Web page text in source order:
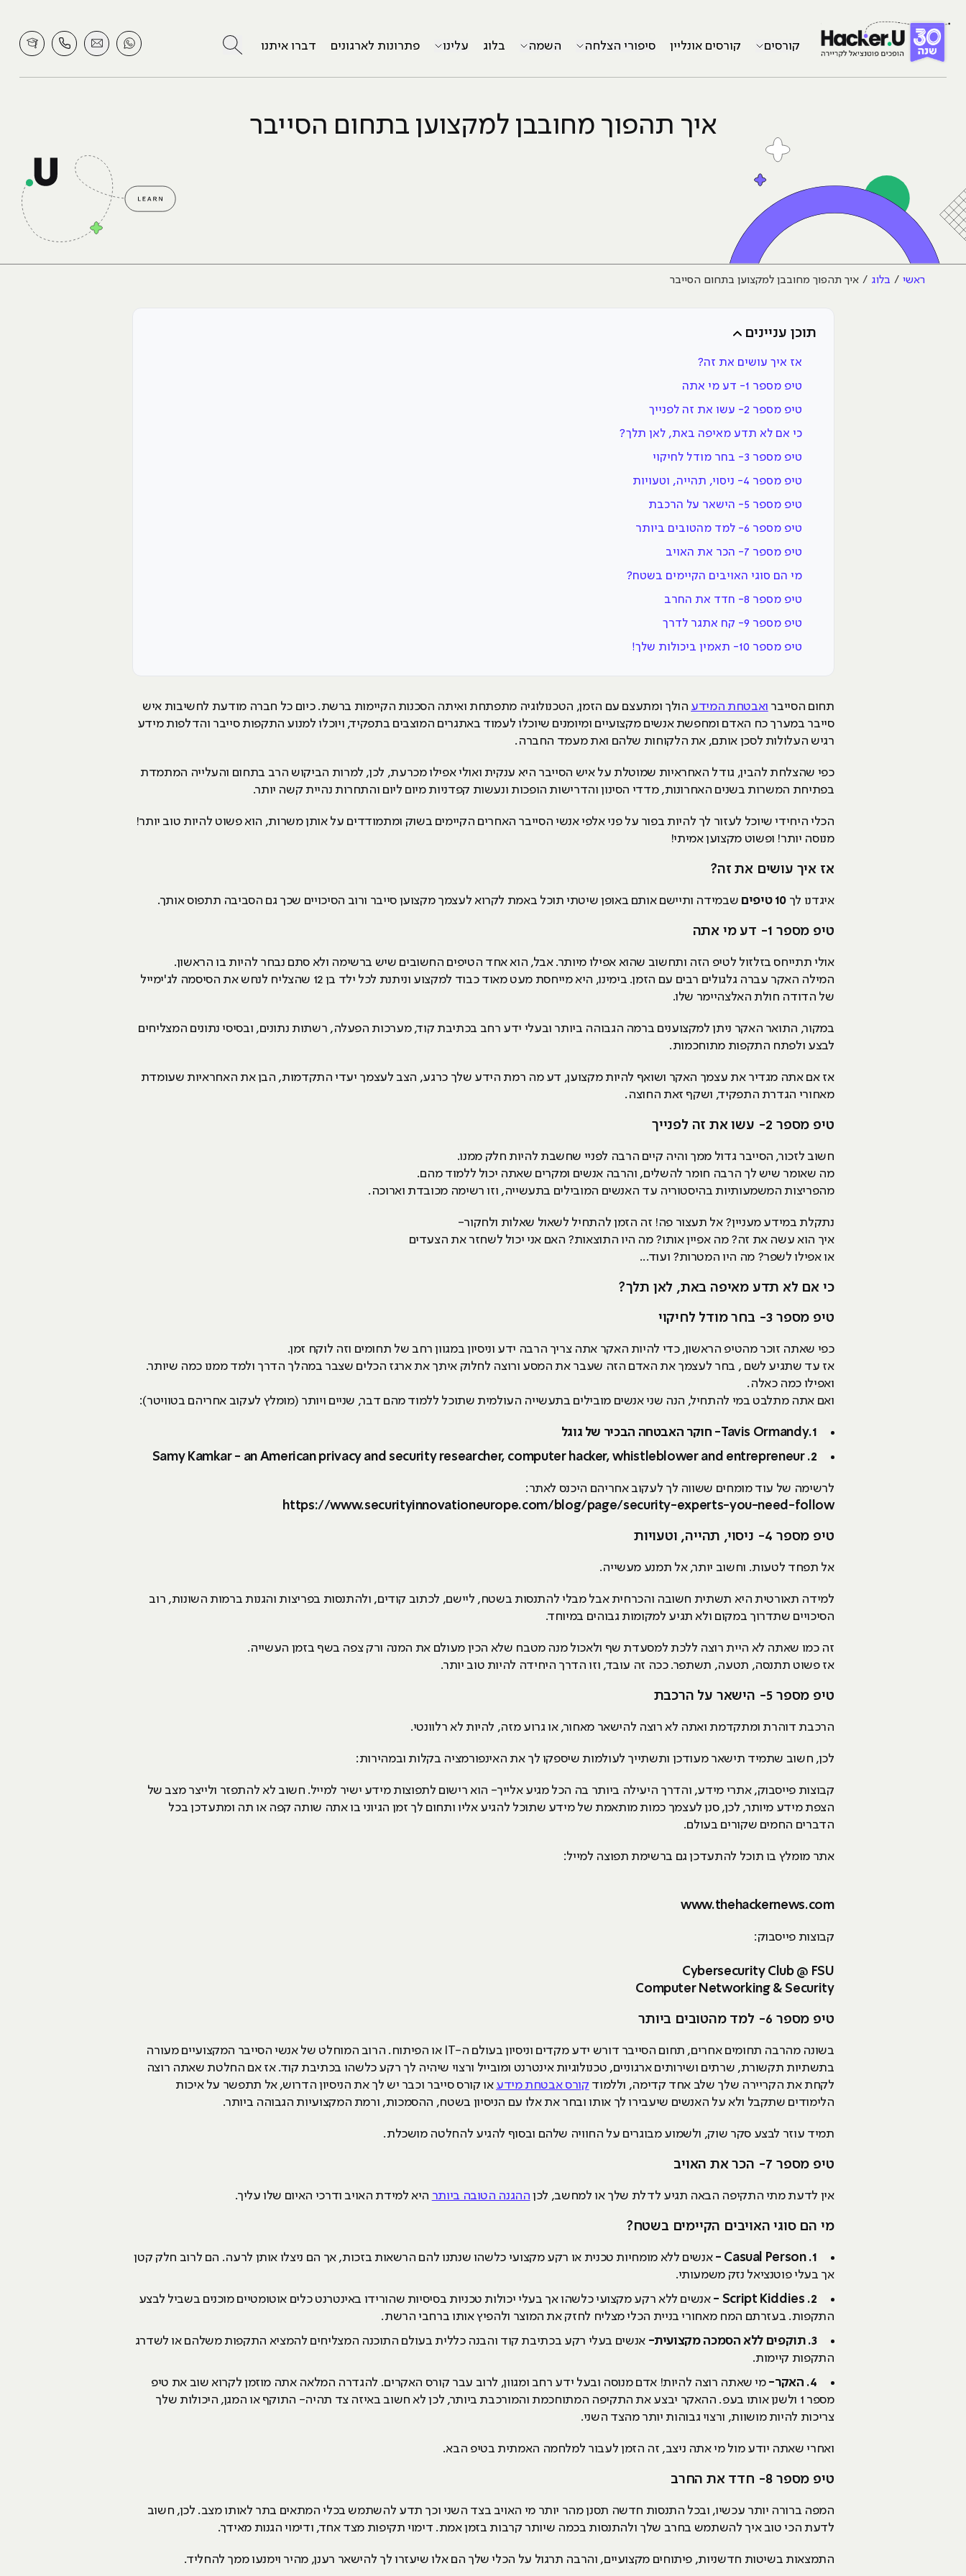
קורסים קורסים אונליין סיפורי הצלחה השמה בלוג עלינו פתרונות לארגונים דברו איתנו לחץ לחיפוש
איך תהפוך מחובבן למקצוען בתחום הסייבר
ראשי בלוג איך תהפוך מחובבן למקצוען בתחום הסייבר
תוכן עניינים
אז איך עושים את זה?
טיפ מספר 1- דע מי אתה
טיפ מספר 2- עשו את זה לפנייך
כי אם לא תדע מאיפה באת, לאן תלך?
טיפ מספר 3- בחר מודל לחיקוי
טיפ מספר 4- ניסוי, תהייה, וטעויות
טיפ מספר 5- הישאר על הרכבת
טיפ מספר 6- למד מהטובים ביותר
טיפ מספר 7- הכר את האויב
מי הם סוגי האויבים הקיימים בשטח?
טיפ מספר 8- חדד את החרב
טיפ מספר 9- קח אתגר לדרך
טיפ מספר 10- תאמין ביכולות שלך!
תחום הסייבר ואבטחת המידע הולך ומתעצם עם הזמן, הטכנולוגיה מתפתחת ואיתה הסכנות הקיימות ברשת. כיום כל חברה מודעת לחשיבות איש
סייבר במערך כח האדם ומחפשת אנשים מקצועיים ומיומנים שיוכלו לעמוד באתגרים המוצבים בתפקיד, ויוכלו למנוע התקפות סייבר והדלפות מידע
רגיש העלולות לסכן אותם, את הלקוחות שלהם ואת מעמד החברה.
כפי שהצלחת להבין, גודל האחראיות שמוטלת על איש הסייבר היא ענקית ואולי אפילו מכרעת, לכן, למרות הביקוש הרב בתחום והעלייה המתמדת
בפתיחת המשרות בשנים האחרונות, מדדי הסינון והדרישות הופכות ונעשות קפדניות מיום ליום והתחרות נהיית קשה יותר.
הכלי היחידי שיוכל לעזור לך להיות בפור על פני אלפי אנשי הסייבר האחרים הקיימים בשוק ומתמודדים על אותן משרות, הוא פשוט להיות טוב יותר!
מנוסה יותר! ופשוט מקצוען אמיתי!
אז איך עושים את זה?
איגדנו לך 10 טיפים שבמידה ותיישם אותם באופן שיטתי תוכל באמת לקרוא לעצמך מקצוען סייבר ורוב הסיכויים שכך גם הסביבה תתפוס אותך.
טיפ מספר 1- דע מי אתה
אולי תתייחס בזלזול לטיפ הזה ותחשוב שהוא אפילו מיותר. אבל, הוא אחד הטיפים החשובים שיש ברשימה ולא סתם נבחר להיות בו הראשון.
המילה האקר עברה גלגולים רבים עם הזמן. בימינו, היא מייחסת מעט מאוד כבוד למקצוע וניתנת לכל ילד בן 12 שהצליח לנחש את הסיסמה לג'ימייל
של הדודה חולת האלצהיימר שלו.
במקור, התואר האקר ניתן למקצוענים ברמה הגבוהה ביותר ובעלי ידע רחב בכתיבת קוד, מערכות הפעלה, רשתות נתונים, ובסיסי נתונים המצליחים
לבצע ולפתח התקפות מתוחכמות.
אז אם אתה מגדיר את עצמך האקר ושואף להיות מקצוען, דע מה רמת הידע שלך כרגע, הצב לעצמך יעדי התקדמות, הבן את האחראיות שעומדת
מאחורי הגדרת התפקיד, ושקף זאת החוצה.
טיפ מספר 2- עשו את זה לפנייך
חשוב לזכור, הסייבר גדול ממך והיה קיים הרבה לפניי שחשבת להיות חלק ממנו.
מה שאומר שיש לך הרבה חומר להשלים, והרבה אנשים ומקרים שאתה יכול ללמוד מהם.
מהפריצות המשמעותיות בהיסטוריה עד האנשים המובילים בתעשייה, וזו רשימה מכובדת וארוכה.
נתקלת במידע מעניין? אל תעצור פה! זה הזמן להתחיל לשאול שאלות ולחקור-
איך הוא עשה את זה? מה אפיין אותו? מה היו התוצאות? האם אני יכול לשחזר את הצעדים
או אפילו לשפר? מה היו המטרות? ועוד...
כי אם לא תדע מאיפה באת, לאן תלך?
טיפ מספר 3- בחר מודל לחיקוי
כפי שאתה זוכר מהטיפ הראשון, כדי להיות האקר אתה צריך הרבה ידע וניסיון במגוון רחב של תחומים וזה לוקח זמן.
אז עד שתגיע לשם , בחר לעצמך את האדם הזה שעבר את המסע ורוצה לחלוק איתך את ארגז הכלים שצבר במהלך הדרך ולמד ממנו כמה שיותר.
ואפילו כמה כאלה.
ואם אתה מתלבט במי להתחיל, הנה שני אנשים מובילים בתעשייה העולמית שתוכל ללמוד מהם דבר, שניים ויותר (מומלץ לעקוב אחריהם בטוויטר):
1.Tavis Ormandy- חוקר האבטחה הבכיר של גוגל
2. Samy Kamkar - an American privacy and security researcher, computer hacker, whistleblower and entrepreneur
לרשימה של עוד מומחים ששווה לך לעקוב אחריהם היכנס לאתר:
https://www.securityinnovationeurope.com/blog/page/security-experts-you-need-follow
טיפ מספר 4- ניסוי, תהייה, וטעויות
אל תפחד לטעות. וחשוב יותר, אל תמנע מעשייה.
למידה תאורטית היא תשתית חשובה והכרחית אבל מבלי להתנסות בשטח, ליישם, לכתוב קודים, ולהתנסות בפריצות והגנות ברמות השונות, רוב
הסיכויים שתדרוך במקום ולא תגיע למקומות גבוהים במיוחד.
זה כמו שאתה לא היית רוצה ללכת למסעדת שף ולאכול מנה מטבח שלא הכין מעולם את המנה ורק צפה בשף בזמן העשייה.
אז פשוט תתנסה, תטעה, תשתפר. ככה זה עובד, וזו הדרך היחידה להיות טוב יותר.
טיפ מספר 5- הישאר על הרכבת
הרכבת דוהרת ומתקדמת ואתה לא רוצה להישאר מאחור, או גרוע מזה, להיות לא רלוונטי.
לכן, חשוב שתמיד תישאר מעודכן ותשתייך לעולמות שיספקו לך את האינפורמציה בקלות ובמהירות:
קבוצות פייסבוק, אתרי מידע, והדרך היעילה ביותר בה הכל מגיע אלייך- הוא רישום לתפוצות מידע ישיר למייל. חשוב לא להתפזר ולייצר מצב של
הצפת מידע מיותר, לכן, סנן לעצמך כמות מותאמת של מידע שתוכל להגיע אליו ותחום לך זמן הגיוני בו אתה שותה קפה או תה ומתעדכן בכל
הדברים החמים שקורים בעולם.
אתר מומלץ בו תוכל להתעדכן גם ברשימת תפוצה למייל:
www.thehackernews.com
קבוצות פייסבוק:
Cybersecurity Club @ FSU
Computer Networking & Security
טיפ מספר 6- למד מהטובים ביותר
בשונה מהרבה תחומים אחרים, תחום הסייבר דורש ידע מקדים וניסיון בעולם ה-IT או הפיתוח. הרוב המוחלט של אנשי הסייבר המקצועיים מעורה
בתשתיות תקשורת, שרתים ושירותים ארגוניים, טכנולוגיות אינטרנט ומובייל ורצוי שיהיה לך רקע כלשהו בכתיבת קוד. אז אם החלטת שאתה רוצה
לקחת את הקריירה שלך שלב אחד קדימה, וללמוד קורס אבטחת מידע או קורס סייבר וכבר יש לך את הניסיון הדרוש, אל תתפשר על איכות
הלימודים שתקבל ולא על האנשים שיעבירו לך אותו ובחר את אלו עם הניסיון בשטח, ההסמכות, ורמת המקצועיות הגבוהה ביותר.
תמיד עוזר לבצע סקר שוק, ולשמוע מבוגרים על החוויה שלהם ובסוף להגיע להחלטה מושכלת.
טיפ מספר 7- הכר את האויב
אין לדעת מתי התקיפה הבאה תגיע לדלת שלך או למחשב, לכן ההגנה הטובה ביותר היא למידת האויב ודרכי האיום שלו עליך.
מי הם סוגי האויבים הקיימים בשטח?
1. Casual Person -
אנשים ללא מומחיות טכנית או רקע מקצועי כלשהו שנתנו להם הרשאות בזכות, אך הם ניצלו אותן לרעה. הם לרוב חלק קטן
אך בעלי פוטנציאל נזק משמעותי.
2. Script Kiddies -
אנשים ללא רקע מקצועי כלשהו אך בעלי יכולות טכניות בסיסיות שהורידו באינטרנט כלים אוטומטיים מוכנים בשביל לבצע
התקפות. בעזרתם המח מאחורי בניית הכלי מצליח לחזק את המוצר ולהפיץ אותו ברחבי הרשת.
3. תוקפים ללא הסמכה מקצועית-
אנשים בעלי רקע בכתיבת קוד והבנה כללית בעולם התוכנה המצליחים להמציא התקפות משלהם או לשדרג
התקפות קיימות.
4. האקר-
מי שאתה רוצה להיות! אדם מנוסה ובעל ידע רחב ומגוון, לרוב עבר קורס האקרים. להגדרה המלאה אתה מוזמן לקרוא שוב את טיפ
מספר 1 ולשנן אותו בעפ. ההאקר יבצע את התקיפה המתוחכמת והמורכבת ביותר, לכן לא חשוב באיזה צד תהיה- התוקף או המגן, היכולות שלך
צריכות להיות מושוות, ורצוי גבוהות יותר מהצד השני.
ואחרי שאתה יודע מול מי אתה ניצב, זה הזמן לעבור למלחמה האמתית בטיפ הבא.
טיפ מספר 8- חדד את החרב
המפה ברורה יותר עכשיו, ובכל התנסות חדשה תסנן מהר יותר מי האויב בצד השני וכך תדע להשתמש בכלי המתאים בתר לאותו מצב. לכן, חשוב
לדעת הכי טוב איך להשתמש בחרב שלך ולהתנסות בכמה שיותר קרבות בזמן אמת. דימוי תקיפות מצד אחד, ודימוי הגנות מאידך.
התמצאות בשיטות חדשניות, פיתוחים מקצועיים, והרבה תרגול על הכלי שלך הם אלו שיעזרו לך להישאר רענן, מהיר וימנעו ממך להחליד.